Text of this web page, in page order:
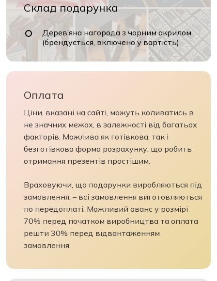
Склад подарунка
Дерев’яна нагорода з чорним акрилом
(брендується, включено у вартість)
Оплата
Ціни, вказані на сайті, можуть коливатись в
не значних межах, в залежності від багатьох
факторів. Можлива як готівкова, так і
безготівкова форма розрахунку, що робить
отримання презентів простішим.
Враховуючи, що подарунки виробляються під
замовлення, – всі замовлення виготовляються
по передоплаті. Можливий аванс у розмірі
70% перед початком виробництва та оплата
решти 30% перед відвантаженням
замовлення.